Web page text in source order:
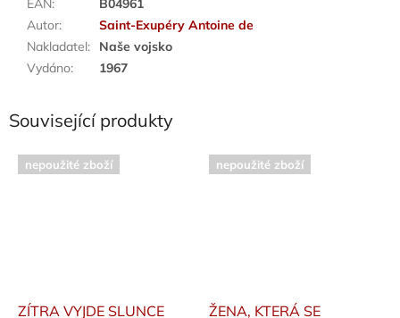
EAN:
B04961
Autor:
Saint-Exupéry Antoine de
Nakladatel:
Naše vojsko
Vydáno: 1967
Související produkty
nepoužité zboží
ZÍTRA VYJDE SLUNCE
nepoužité zboží
ŽENA, KTERÁ SE